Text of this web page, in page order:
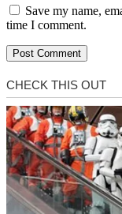
Save my name,
time I comment.